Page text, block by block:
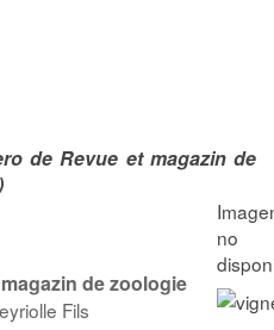
de Revue et magazin de
de zoologie
Fils